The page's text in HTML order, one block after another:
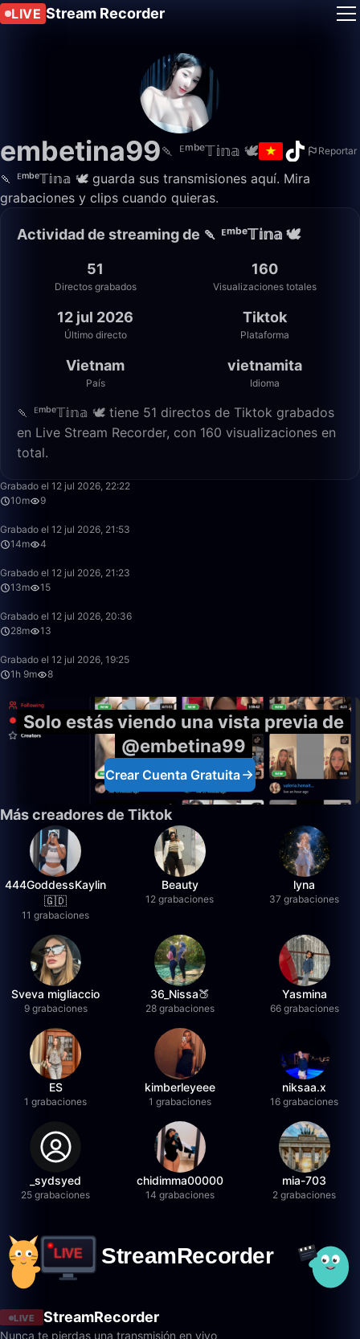
LIVE Stream Recorder
embetina99🍡 ᴱᵐᵇᵉ𝕋𝕚𝕟𝕒 🕊️ Reportar
🍡 ᴱᵐᵇᵉ𝕋𝕚𝕟𝕒 🕊️ guarda sus transmisiones aquí. Mira
grabaciones y clips cuando quieras.
Actividad de streaming de 🍡 ᴱᵐᵇᵉ𝕋𝕚𝕟𝕒 🕊️
51
Directos grabados
160
Visualizaciones totales
12 jul 2026
Último directo
Tiktok
Plataforma
Vietnam
País
vietnamita
Idioma
🍡 ᴱᵐᵇᵉ𝕋𝕚𝕟𝕒 🕊️ tiene 51 directos de Tiktok grabados
en Live Stream Recorder, con 160 visualizaciones en
total.
Grabado el 12 jul 2026, 22:22
10m
9
Grabado el 12 jul 2026, 21:53
14m
4
Grabado el 12 jul 2026, 21:23
13m
15
Grabado el 12 jul 2026, 20:36
28m
13
Grabado el 12 jul 2026, 19:25
1h 9m
8
Solo estás viendo una vista previa de
@embetina99
Crear Cuenta Gratuita
Más creadores de Tiktok
444GoddessKaylin
🇬🇩
11 grabaciones
Beauty
12 grabaciones
lyna
37 grabaciones
Sveva migliaccio
9 grabaciones
36_Nissa🍑
28 grabaciones
Yasmina
66 grabaciones
ES
1 grabaciones
kimberleyeee
1 grabaciones
niksaa.x
16 grabaciones
_sydsyed
25 grabaciones
chidimma00000
14 grabaciones
mia-703
2 grabaciones
LIVE StreamRecorder
Nunca te pierdas una transmisión en vivo